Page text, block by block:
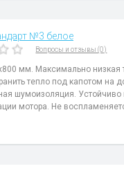
№3 белое
Вопросы и отзывы (0)
мм. Максимально низкая
тепло под капотом на
шумоизоляция. Устойчиво
мотора. Не